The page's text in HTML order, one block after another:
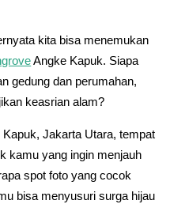
kita bisa menemukan
Angke Kapuk. Siapa
gedung dan perumahan,
keasrian alam?
Jakarta Utara, tempat
kamu yang ingin menjauh
spot foto yang cocok
bisa menyusuri surga hijau